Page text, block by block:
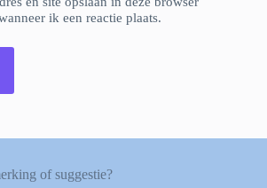
ik een reactie plaats.
of suggestie?